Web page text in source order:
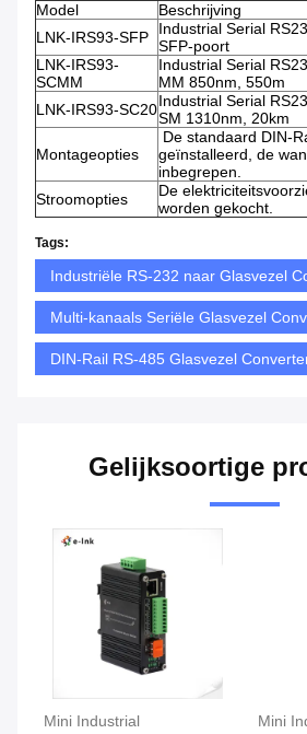
Model
Beschrijving
LNK-IRS93-SFP
Industrial Serial
SFP-poort
LNK-IRS93-
SCMM
Industrial Serial
MM 850nm, 550m
LNK-IRS93-SC20Industrial Serial
SM 1310nm, 20km
Montageopties
De standaard DIN-
geïnstalleerd, de
inbegrepen.
Stroomopties
De
worden gekocht.
Tags:
Industriële RS-232 naar Glasvezel
Multi-kanaals Seriële Glasvezel
DIN-Rail RS-485 Glasvezel
Gelijksoortige
Mini Industrial
Mini